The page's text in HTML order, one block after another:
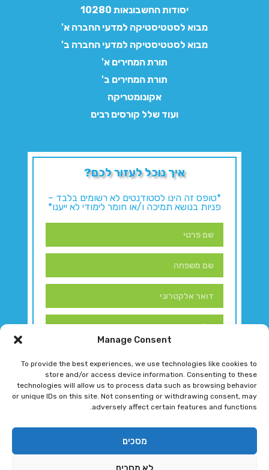
Manage Consent
To provide the best experiences, we use technologies like cookies to
store and/or access device information. Consenting to these
technologies will allow us to process data such as browsing behavior
or unique IDs on this site. Not consenting or withdrawing consent, may
adversely affect certain features and functions.
מסכים
יסודות החשבונאות 10280
מבוא לסטטיסטיקה למדעי החברה א'
מבוא לסטטיסטיקה למדעי החברה ב'
תורת המחירים א'
תורת המחירים ב'
אקונומטריקה
ועוד שלל קורסים רבים
איך נוכל לעזור לכם?
*טופס זה הינו לסטודנטים לא רשומים בלבד –
פניות בנושא תמיכה ו/או חומר לימודי לא ייענו*